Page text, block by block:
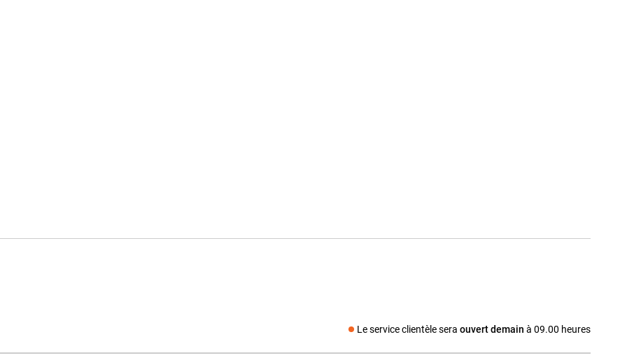
Le service clientèle sera ouvert demain à 09.00 heures
Média social